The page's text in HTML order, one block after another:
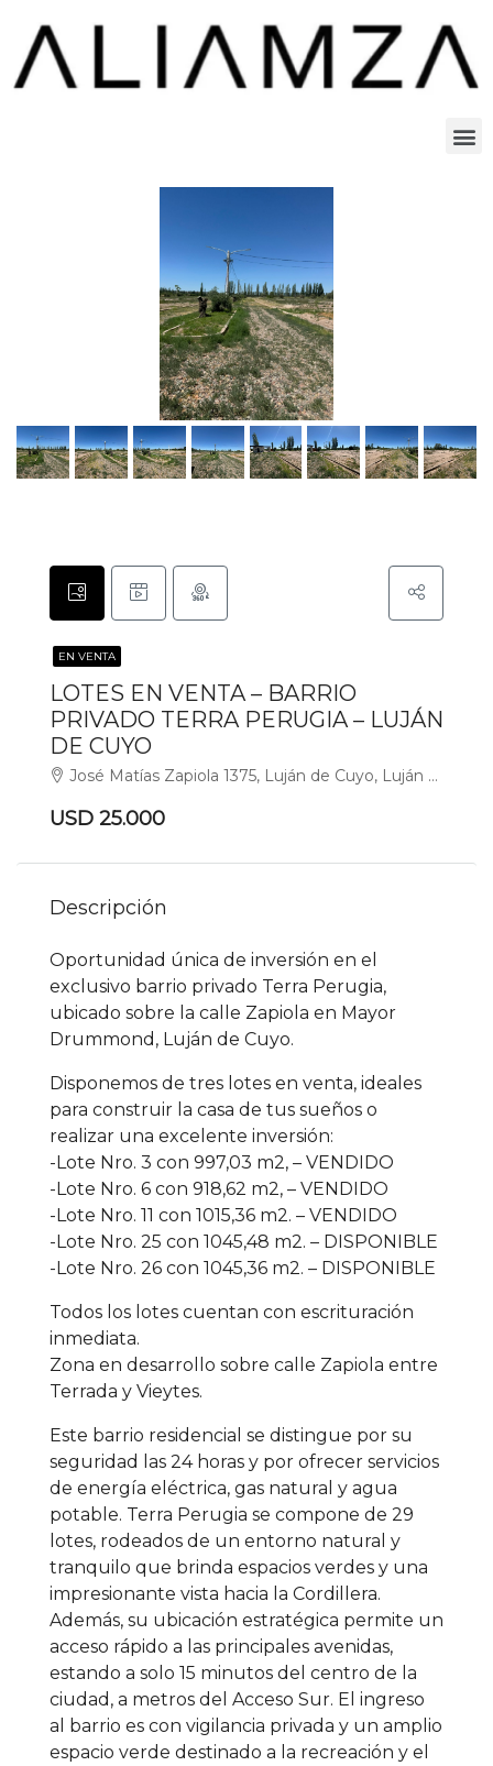
EN VENTA
LOTES EN VENTA – BARRIO
PRIVADO TERRA PERUGIA – LUJÁN
DE CUYO
José Matías Zapiola 1375, Luján de Cuyo, Luján de Cuyo
USD 25.000
Descripción
Oportunidad única de inversión en el
exclusivo barrio privado Terra Perugia,
ubicado sobre la calle Zapiola en Mayor
Drummond, Luján de Cuyo.
Disponemos de tres lotes en venta, ideales
para construir la casa de tus sueños o
realizar una excelente inversión:
-Lote Nro. 3 con 997,03 m2, – VENDIDO
-Lote Nro. 6 con 918,62 m2, – VENDIDO
-Lote Nro. 11 con 1015,36 m2. – VENDIDO
-Lote Nro. 25 con 1045,48 m2. – DISPONIBLE
-Lote Nro. 26 con 1045,36 m2. – DISPONIBLE
Todos los lotes cuentan con escrituración
inmediata.
Zona en desarrollo sobre calle Zapiola entre
Terrada y Vieytes.
Este barrio residencial se distingue por su
seguridad las 24 horas y por ofrecer servicios
de energía eléctrica, gas natural y agua
potable. Terra Perugia se compone de 29
lotes, rodeados de un entorno natural y
tranquilo que brinda espacios verdes y una
impresionante vista hacia la Cordillera.
Además, su ubicación estratégica permite un
acceso rápido a las principales avenidas,
estando a solo 15 minutos del centro de la
ciudad, a metros del Acceso Sur. El ingreso
al barrio es con vigilancia privada y un amplio
espacio verde destinado a la recreación y el